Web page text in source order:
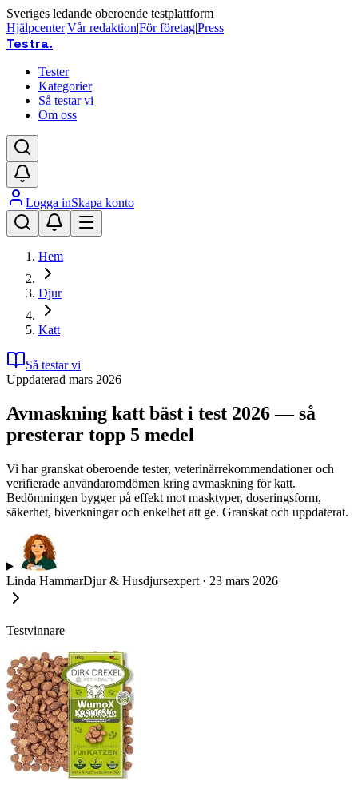
Sveriges ledande oberoende testplattform
Hjälpcenter|Vår redaktion|För företag|Press
Testra.
Tester
Kategorier
Så testar vi
Om oss
Logga inSkapa konto
Hem
Djur
Katt
Så testar vi
Uppdaterad mars 2026
Avmaskning katt bäst i test 2026 — så
presterar topp 5 medel
Vi har granskat oberoende tester, veterinärrekommendationer och
verifierade användaromdömen kring avmaskning för katt.
Bedömningen bygger på effekt mot masktyper, doseringsform,
säkerhet, biverkningar och enkelhet att ge. Granskat och uppdaterat.
Linda HammarDjur & Husdjursexpert · 23 mars 2026
Testvinnare